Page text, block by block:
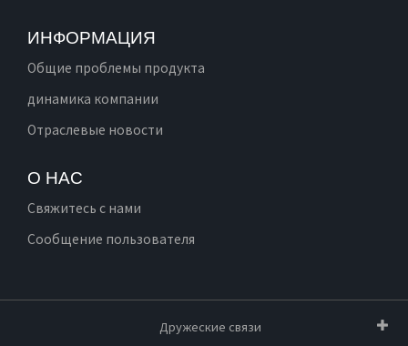
ИНФОРМАЦИЯ
Общие проблемы продукта
динамика компании
Отраслевые новости
О НАС
Свяжитесь с нами
Сообщение пользователя
Дружеские связи